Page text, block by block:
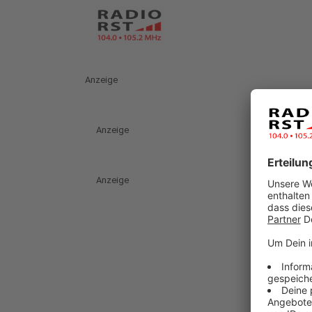
Anzeige
Anzeige
Anzeige